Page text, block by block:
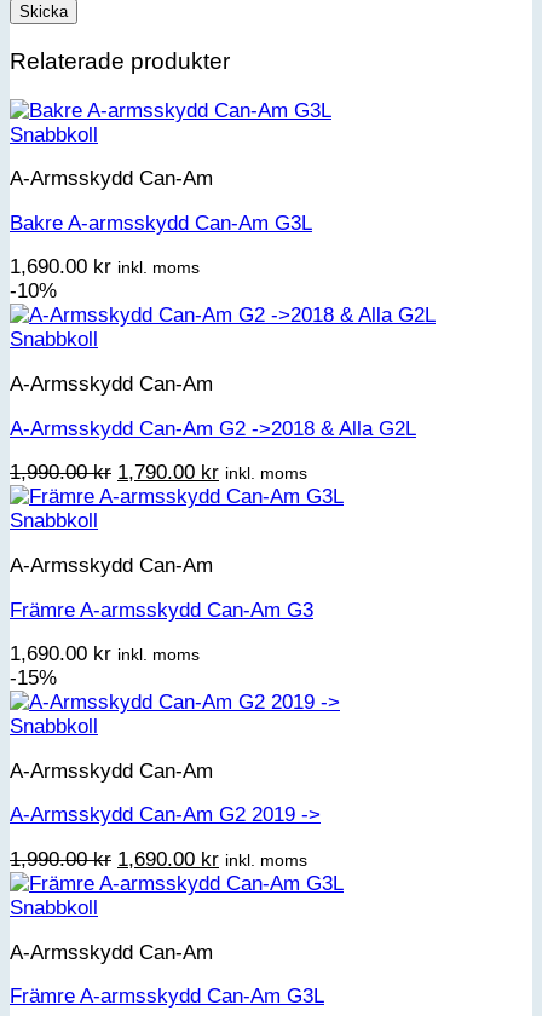
Relaterade produkter
Snabbkoll
A-Armsskydd Can-Am
Bakre A-armsskydd Can-Am G3L
1,690.00 kr inkl. moms
-10%
Snabbkoll
A-Armsskydd Can-Am
A-Armsskydd Can-Am G2 ->2018 & Alla G2L
1,990.00kr Det
ursprungliga
1,990.00 kr.
1,790.00 krDet
nuvarande
inkl. moms
Snabbkoll
A-Armsskydd Can-Am
Främre A-armsskydd Can-Am G3
1,690.00 kr inkl. moms
-15%
Snabbkoll
A-Armsskydd Can-Am
A-Armsskydd Can-Am G2 2019 ->
1,990.00kr Det
ursprungliga
1,990.00 kr.
1,690.00 krDet
nuvarande
inkl. moms
Snabbkoll
A-Armsskydd Can-Am
Främre A-armsskydd Can-Am G3L